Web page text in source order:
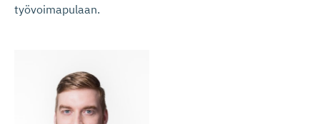
työvoimapulaan.